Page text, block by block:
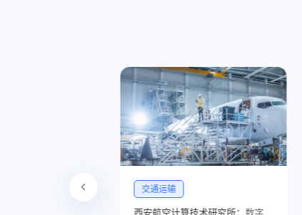
更多行业
福瑞达医药：数字员工助深化AI